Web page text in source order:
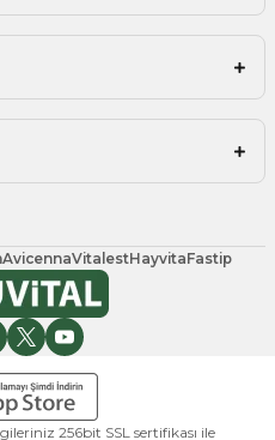
AvicennaVitalestHayvitaFastip
256bit SSL sertifikası ile